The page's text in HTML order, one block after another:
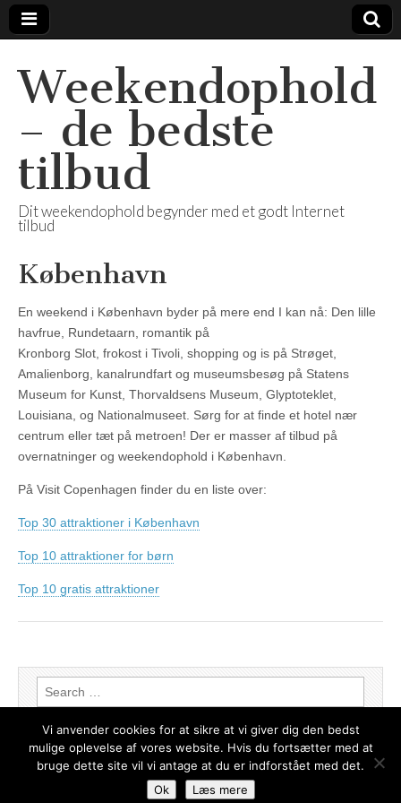
Weekendophold
– de bedste
tilbud
Dit weekendophold begynder med et godt Internet
tilbud
København
En weekend i København byder på mere end I kan nå: Den lille
havfrue, Rundetaarn, romantik på
Kronborg Slot, frokost i Tivoli, shopping og is på Strøget,
Amalienborg, kanalrundfart og museumsbesøg på Statens
Museum for Kunst, Thorvaldsens Museum, Glyptoteklet,
Louisiana, og Nationalmuseet. Sørg for at finde et hotel nær
centrum eller tæt på metroen! Der er masser af tilbud på
overnatninger og weekendophold i København.
På Visit Copenhagen finder du en liste over:
Top 30 attraktioner i København
Top 10 attraktioner for børn
Top 10 gratis attraktioner
Search for:
Weekendophold – de bedste tilbud
The Magazine Basic Theme bybavotasan.com
Vi anvender cookies for at sikre at vi giver dig den bedst
mulige oplevelse af vores website. Hvis du fortsætter med at
bruge dette site vil vi antage at du er indforstået med det.
Ok
Læs mere